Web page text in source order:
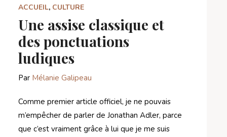
ACCUEIL, CULTURE
Une assise classique et
des ponctuations
ludiques
Par Mélanie Galipeau
Comme premier article officiel, je ne pouvais
m’empêcher de parler de Jonathan Adler, parce
que c’est vraiment grâce à lui que je me suis